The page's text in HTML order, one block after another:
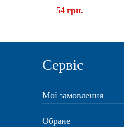
54 грн.
Сервіс
Мої замовлення
Обране